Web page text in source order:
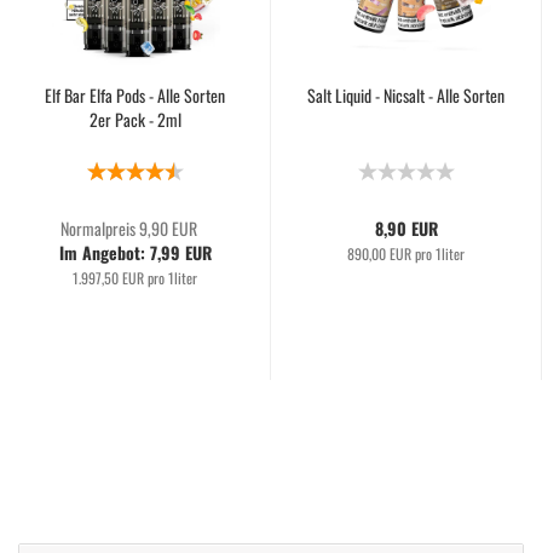
Elf Bar Elfa Pods - Alle Sorten
2er Pack - 2ml
Normalpreis 9,90 EUR
Im Angebot: 7,99 EUR
1.997,50 EUR pro 1liter
Salt Liquid - Nicsalt - Alle Sorten
8,90 EUR
890,00 EUR pro 1liter